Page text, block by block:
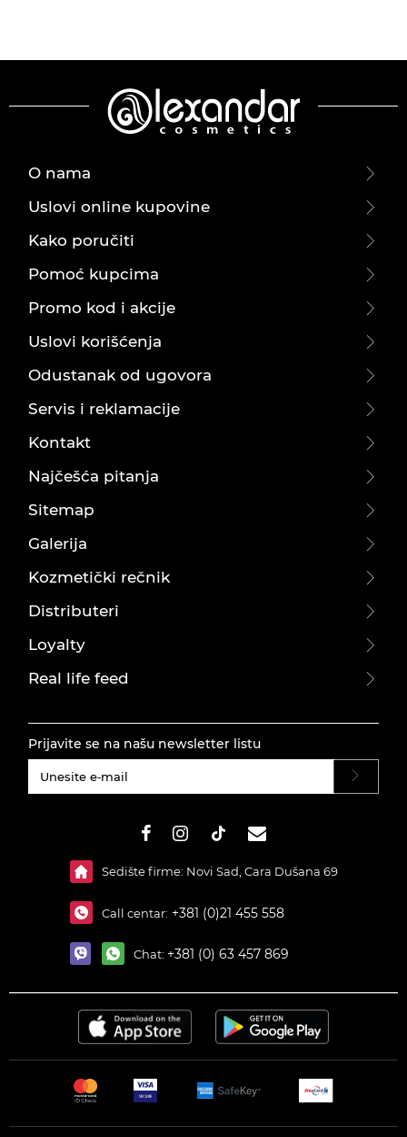
O nama
Uslovi online kupovine
Kako poručiti
Pomoć kupcima
Promo kod i akcije
Uslovi korišćenja
Odustanak od ugovora
Servis i reklamacije
Kontakt
Najčešća pitanja
Sitemap
Galerija
Kozmetički rečnik
Distributeri
Loyalty
Real life feed
Prijavite se na našu newsletter listu
Sedište firme: Novi Sad, Cara Dušana 69
Call centar: +381 (0)21 455 558
Chat: +381 (0) 63 457 869